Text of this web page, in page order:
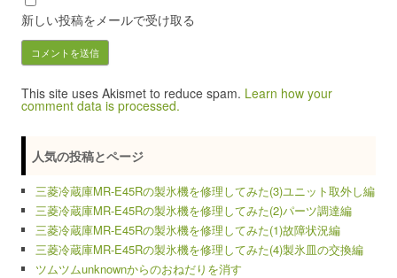
新しい投稿をメールで受け取る
This site uses Akismet to reduce spam. Learn how your
comment data is processed.
人気の投稿とページ
三菱冷蔵庫MR-E45Rの製氷機を修理してみた(3)ユニット取外し編
三菱冷蔵庫MR-E45Rの製氷機を修理してみた(2)パーツ調達編
三菱冷蔵庫MR-E45Rの製氷機を修理してみた(1)故障状況編
三菱冷蔵庫MR-E45Rの製氷機を修理してみた(4)製氷皿の交換編
ツムツムunknownからのおねだりを消す